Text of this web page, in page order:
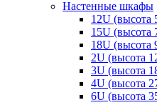
Настенные шкафы
12U (высота
15U (высота
18U (высота
2U (высота
3U (высота
4U (высота
6U (высота